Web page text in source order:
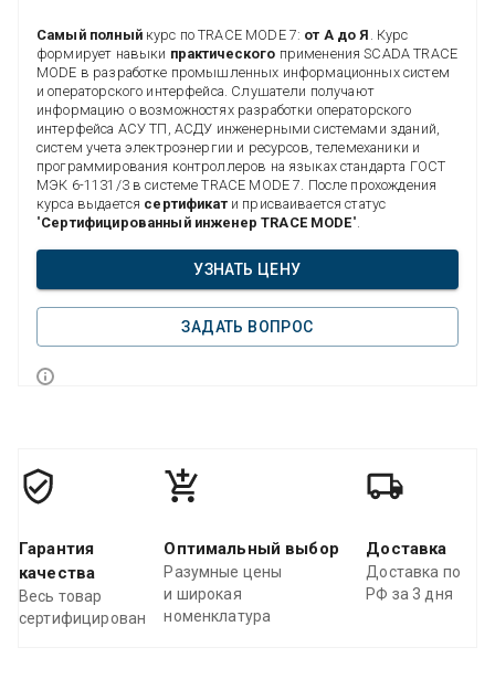
Самый полный курс по TRACE MODE 7: от А до Я . Курс
формирует навыки практического применения SCADA TRACE
MODE в разработке промышленных информационных систем
и операторского интерфейса. Слушатели получают
информацию о возможностях разработки операторского
интерфейса АСУ ТП, АСДУ инженерными системами зданий,
систем учета электроэнергии и ресурсов, телемеханики и
программирования контроллеров на языках стандарта ГОСТ
МЭК 6-1131/3 в системе TRACE MODE 7. После прохождения
курса выдается сертификат и присваивается статус
"Сертифицированный инженер TRACE MODE".
УЗНАТЬ ЦЕНУ
ЗАДАТЬ ВОПРОС
Гарантия
качества
Весь товар
сертифицирован
Оптимальный выбор
Разумные цены
и широкая
номенклатура
Доставка
Доставка по
РФ за 3 дня